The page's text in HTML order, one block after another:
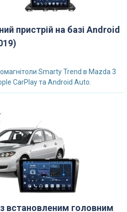
пристрій на базі Android
Smarty Trend в Mazda 3
CarPlay та Android Auto.
встановленим головним